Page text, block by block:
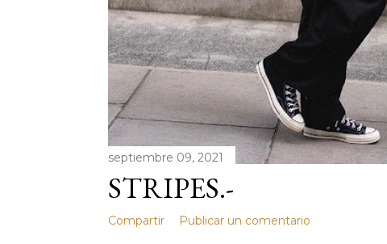
septiembre 09, 2021
STRIPES.-
Compartir Publicar un comentario